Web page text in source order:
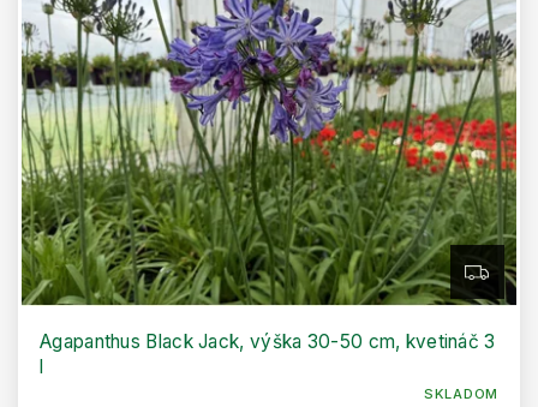
Z
D
R
M
Agapanthus Black Jack, výška 30-50 cm, kvetináč 3
SKLADOM